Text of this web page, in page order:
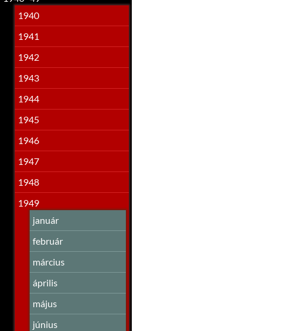
1940
1941
1942
1943
1944
1945
1946
1947
1948
1949
január
február
március
április
május
június